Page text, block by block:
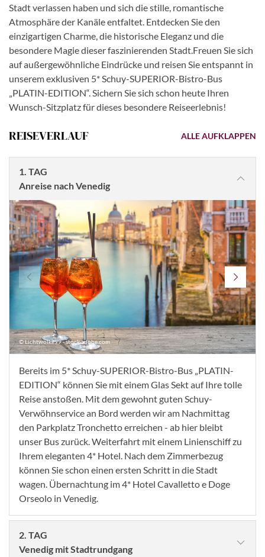
Stadt verlassen haben und sich die stille, romantische
Atmosphäre der Kanäle entfaltet. Entdecken Sie den
einzigartigen Charme, die historische Eleganz und die
besondere Magie dieser faszinierenden Stadt.Freuen Sie sich
auf außergewöhnliche Eindrücke und reisen Sie entspannt in
unserem exklusiven 5* Schuy-SUPERIOR-Bistro-Bus
„PLATIN-EDITION“. Sichern Sie sich schon heute Ihren
Wunsch-Sitzplatz für dieses besondere Reiseerlebnis!
REISEVERLAUF ALLE AUFKLAPPEN
1. TAG
Anreise nach Venedig
© Lichtwolke99 - stock.adobe.com
Bereits im 5* Schuy-SUPERIOR-Bistro-Bus „PLATIN-
EDITION“ können Sie mit einem Glas Sekt auf Ihre tolle
Reise anstoßen. Mit dem gewohnt guten Schuy-
Verwöhnservice an Bord werden wir am Nachmittag
den Parkplatz Tronchetto erreichen - ab hier bleibt
unser Bus zurück. Weiterfahrt mit einem Linienschiff zu
Ihrem eleganten 4* Hotel. Nach dem Zimmerbezug
können Sie schon einen ersten Schritt in die Stadt
wagen. Übernachtung im 4* Hotel Cavalletto e Doge
Orseolo in Venedig.
2. TAG
Venedig mit Stadtrundgang